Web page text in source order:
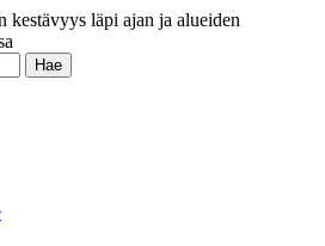
kestävyys läpi ajan ja alueiden